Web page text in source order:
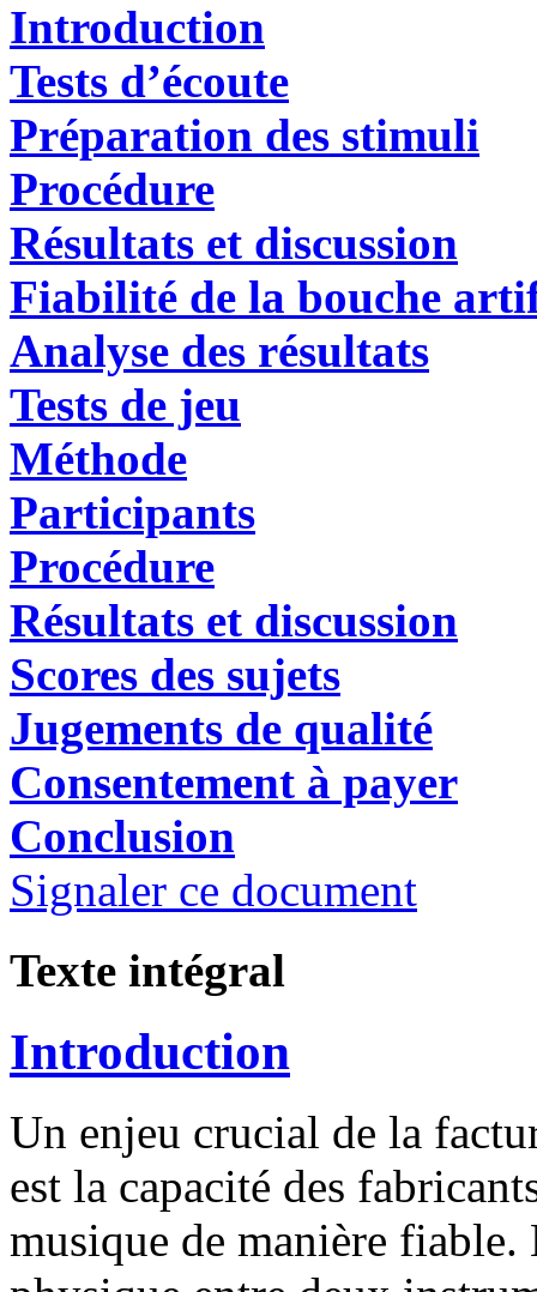
Introduction
Tests d’écoute
Préparation des stimuli
Procédure
Résultats et discussion
Fiabilité de la bouche
Analyse des résultats
Tests de jeu
Méthode
Participants
Procédure
Résultats et discussion
Scores des sujets
Jugements de qualité
Consentement à payer
Conclusion
Signaler ce document
Texte intégral
Introduction
Un enjeu crucial de la
est la capacité des
musique de manière